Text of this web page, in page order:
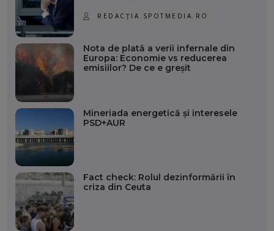
REDACȚIA SPOTMEDIA.RO
Nota de plată a verii infernale din
Europa: Economie vs reducerea
emisiilor? De ce e greșit
Mineriada energetică și interesele
PSD+AUR
Fact check: Rolul dezinformării în
criza din Ceuta